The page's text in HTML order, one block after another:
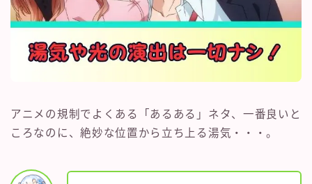
アニメの規制でよくある「あるある」ネタ、一番良いと
ころなのに、絶妙な位置から立ち上る湯気・・・。